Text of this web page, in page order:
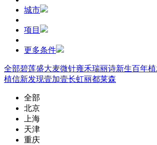
城市
项目
更多条件
全部碧莲盛大麦微针雍禾瑞丽诗新生百年
植信新发现壹加壹长虹丽都莱森
全部
北京
上海
天津
重庆